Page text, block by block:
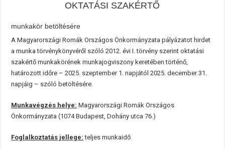
OKTATÁSI SZAKÉRTŐ
munkakör betöltésére
A Magyarországi Romák Országos Önkormányzata pályázatot hirdet
a munka törvénykönyvéről szóló 2012. évi I. törvény szerint oktatási
szakértő munkakörének munkajogviszony keretében történő,
határozott időre – 2025. szeptember 1. napjától 2025. december 31.
napjáig – szóló betöltésére.
Munkavégzés helye: Magyarországi Romák Országos
Önkormányzata (1074 Budapest, Dohány utca 76.)
Foglalkoztatás jellege: teljes munkaidő